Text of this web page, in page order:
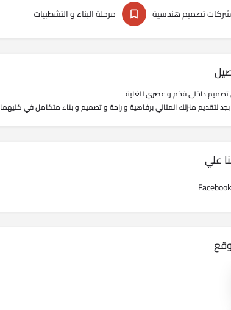
شركات تصميم هندسية مرحلة البناء و التشطبيات
داخلي فخم و عصري للغاية
لتقديم منزلك المثالي برفاهية و راحة و تصميم و بناء متكامل في كليهما
علي
Facebook